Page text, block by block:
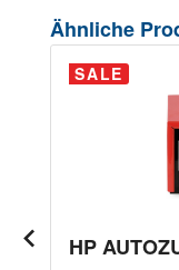
Produktgalerie
Ähnliche
SALE
HP